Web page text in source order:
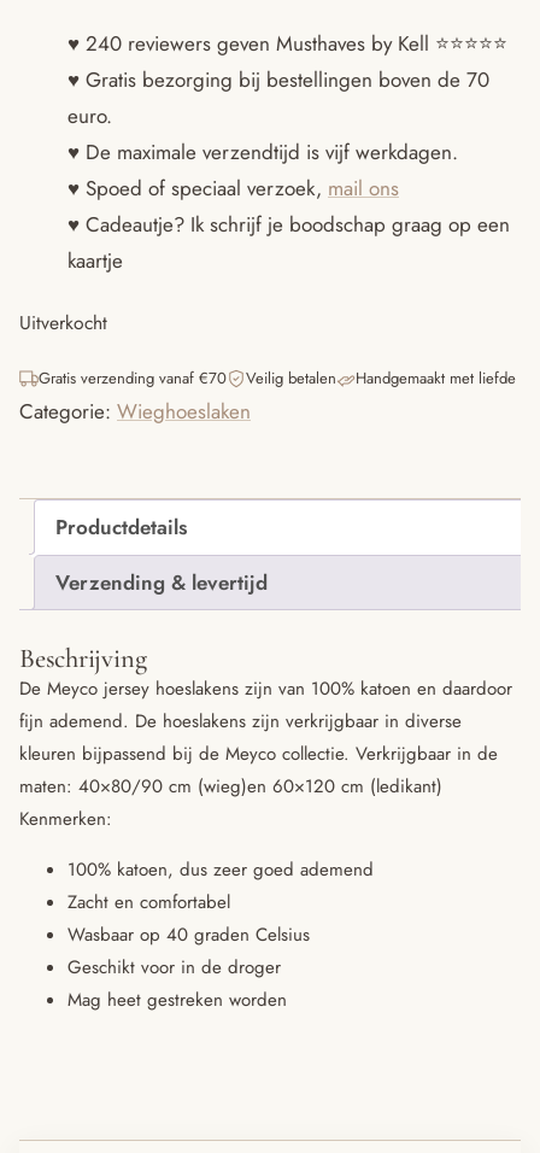
prijs
was:
€7.95.
prijs
is:
€6.95.
♥ 240 reviewers geven Musthaves by Kell ⭐️⭐️⭐️⭐️⭐️
♥ Gratis bezorging bij bestellingen boven de 70
euro.
♥ De maximale verzendtijd is vijf werkdagen.
♥ Spoed of speciaal verzoek, mail ons
♥ Cadeautje? Ik schrijf je boodschap graag op een
kaartje
Uitverkocht
Gratis verzending vanaf €70 Veilig betalen Handgemaakt met liefde
Categorie: Wieghoeslaken
Productdetails
Verzending & levertijd
Beschrijving
De Meyco jersey hoeslakens zijn van 100% katoen en daardoor
fijn ademend. De hoeslakens zijn verkrijgbaar in diverse
kleuren bijpassend bij de Meyco collectie. Verkrijgbaar in de
maten: 40×80/90 cm (wieg)en 60×120 cm (ledikant)
Kenmerken:
100% katoen, dus zeer goed ademend
Zacht en comfortabel
Wasbaar op 40 graden Celsius
Geschikt voor in de droger
Mag heet gestreken worden